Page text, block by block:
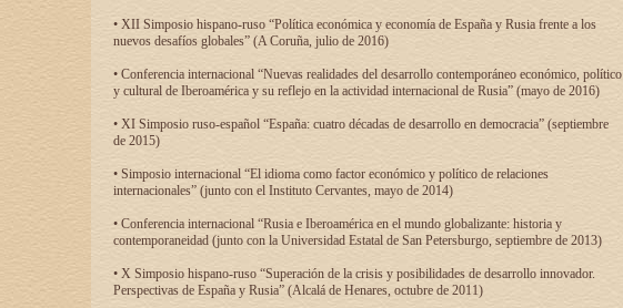
• XII Simposio hispano-ruso “Política económica y economía de España y Rusia frente a los
nuevos desafíos globales” (A Coruña, julio de 2016)
• Conferencia internacional “Nuevas realidades del desarrollo contemporáneo económico, político
y cultural de Iberoamérica y su reflejo en la actividad internacional de Rusia” (mayo de 2016)
• XI Simposio ruso-español “España: cuatro décadas de desarrollo en democracia” (septiembre
de 2015)
• Simposio internacional “El idioma como factor económico y político de relaciones
internacionales” (junto con el Instituto Cervantes, mayo de 2014)
• Conferencia internacional “Rusia e Iberoamérica en el mundo globalizante: historia y
contemporaneidad (junto con la Universidad Estatal de San Petersburgo, septiembre de 2013)
• X Simposio hispano-ruso “Superación de la crisis y posibilidades de desarrollo innovador.
Perspectivas de España y Rusia” (Alcalá de Henares, octubre de 2011)